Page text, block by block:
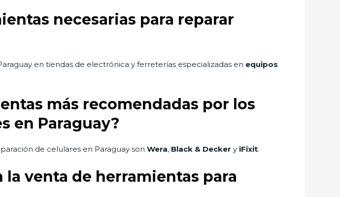
necesarias para reparar
en tiendas de electrónica y ferreterías especializadas en equipos
más recomendadas por los
en Paraguay?
de celulares en Paraguay son Wera, Black & Decker y iFixit.
venta de herramientas para